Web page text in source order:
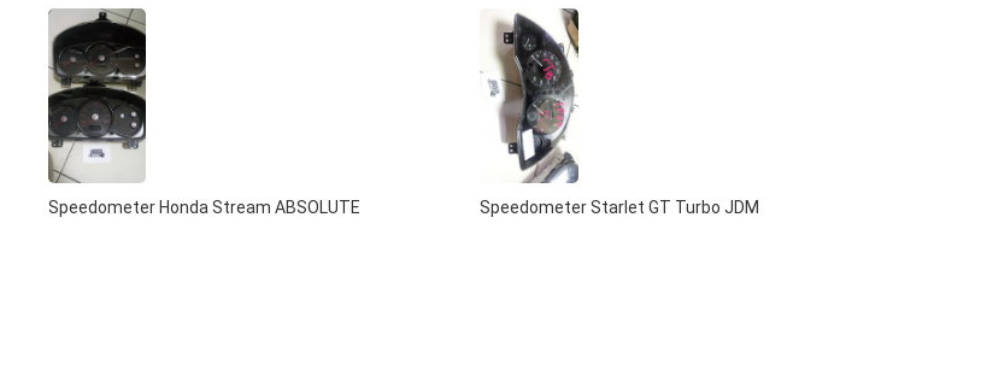
Speedometer Honda Stream ABSOLUTE Speedometer Starlet GT Turbo JDM